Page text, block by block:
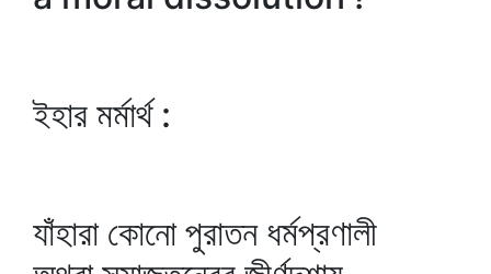
ইহার মর্মার্থ :
যাঁহারা কোনো পুরাতন ধর্মপ্রণালী